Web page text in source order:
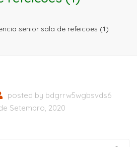
senior sala de refeicoes (1)
posted by bdgrrw5wgbsvds6
Setembro, 2020